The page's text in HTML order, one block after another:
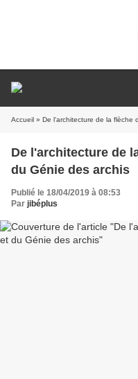
Accueil » De l'architecture de la flèche
De l'architecture de
du Génie des archis
Publié le 18/04/2019 à 08:53
Par jibéplus